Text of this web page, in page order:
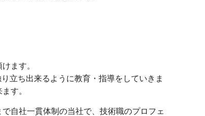
ます。
立ち出来るように教育・指導をしていきま
す。
自社一貫体制の当社で、技術職のプロフェ